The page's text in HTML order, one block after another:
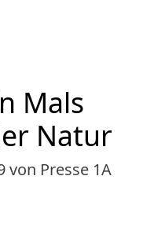
Mals
Natur
von Presse 1A